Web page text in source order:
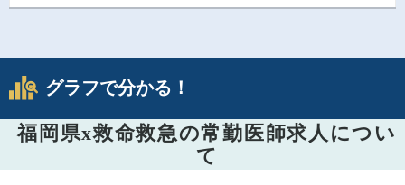
グラフで分かる！
福岡県x救命救急の常勤医師求人につい
て